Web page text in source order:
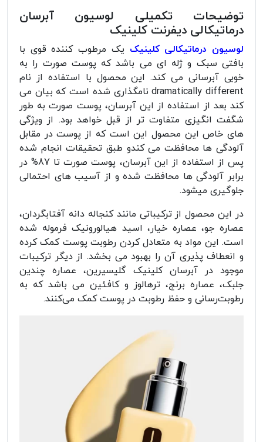
توضیحات تکمیلی لوسیون آبرسان
درماتیکالی دیفرنت کلینیک
لوسیون درماتیکالی کلینیک یک مرطوب کننده قوی با
بافتی سبک و ژله ای می باشد که پوست صورت را به
خوبی آبرسانی می کند. این محصول با استفاده از نام
dramatically different نامگذاری شده است که بیان می
کند بعد از استفاده از این آبرسان، پوست صورت به طور
شگفت انگیزی متفاوت تر از قبل خواهد بود. از ویژگی
های خاص این محصول این است که از پوست در مقابل
آلودگی ها محافظت می کندو طبق تحقیقات انجام شده
پس از استفاده از این آبرسان، پوست صورت تا 87% در
برابر آلودگی ها محافظت شده و از آسیب های احتمالی
جلوگیری میشود.
در این محصول از ترکیباتی مانند کنجاله دانه آفتابگردان،
عصاره جو، عصاره خیار، اسید هیالورونیک فرموله شده
است. این مواد به متعادل کردن رطوبت پوست کمک کرده
و انعطاف پذیری آن را بهبود می بخشد. از دیگر ترکیبات
موجود در آبرسان کلینیک گلیسیرین، عصاره چندین
جلبک، عصاره برنج، ترهالوز و کافئین می باشد که به
رطوبت‌رسانی و حفظ رطوبت در پوست کمک می‌کنند.